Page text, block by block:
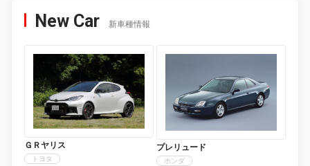
New Car 新車種情報
ＧＲヤリス
トヨタ
プレリュード
ホンダ